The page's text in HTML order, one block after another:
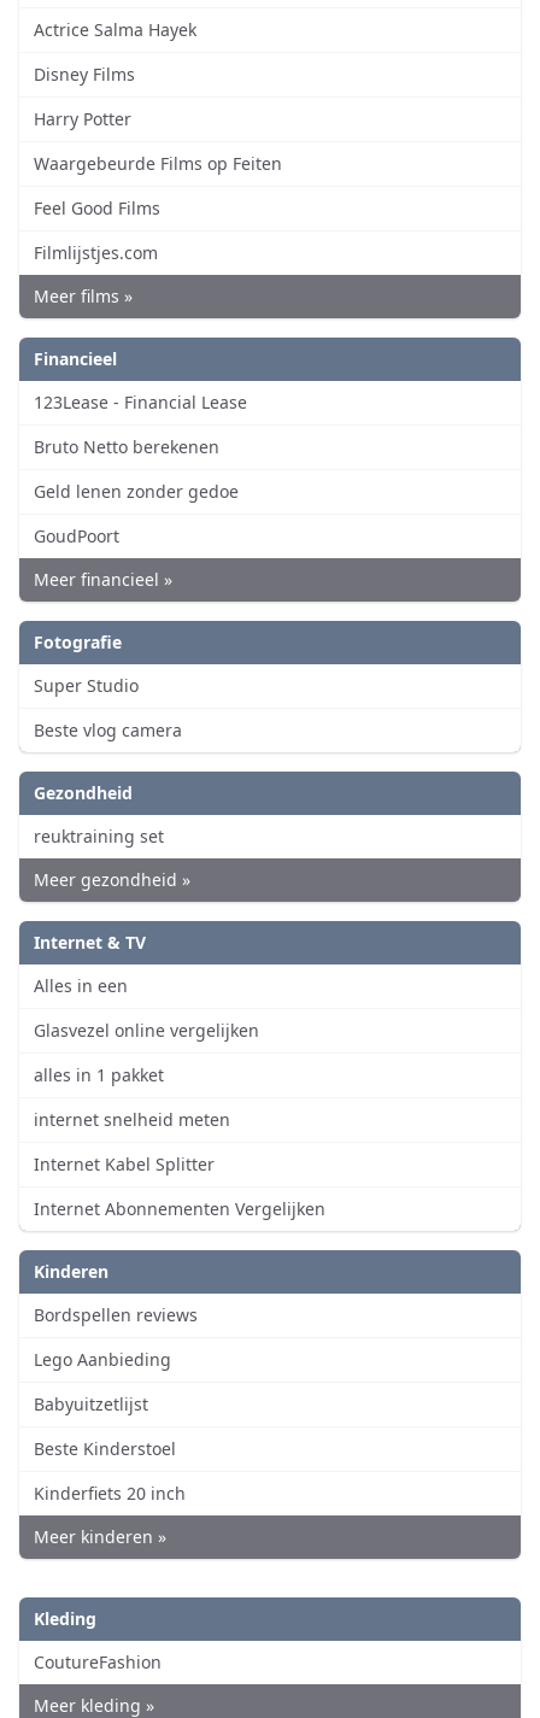
Actrice Salma Hayek
Disney Films
Harry Potter
Waargebeurde Films op Feiten
Feel Good Films
Filmlijstjes.com
Meer films »
Financieel
123Lease - Financial Lease
Bruto Netto berekenen
Geld lenen zonder gedoe
GoudPoort
Meer financieel »
Fotografie
Super Studio
Beste vlog camera
Gezondheid
reuktraining set
Meer gezondheid »
Internet & TV
Alles in een
Glasvezel online vergelijken
alles in 1 pakket
internet snelheid meten
Internet Kabel Splitter
Internet Abonnementen Vergelijken
Kinderen
Bordspellen reviews
Lego Aanbieding
Babyuitzetlijst
Beste Kinderstoel
Kinderfiets 20 inch
Meer kinderen »
Kleding
CoutureFashion
Meer kleding »